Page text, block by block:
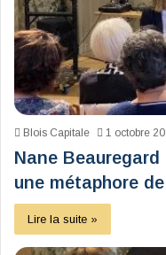
Blois Capitale 1 octobre
Nane
une métaphore
Lire la suite »